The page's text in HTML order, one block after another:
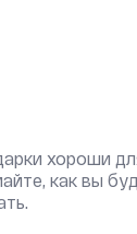
хороши
как вы